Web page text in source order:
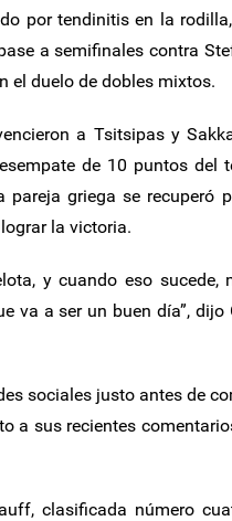
por tendinitis en la
a semifinales contra
el duelo de dobles mixtos.
a Tsitsipas y
de 10 puntos del
griega se recuperó
la victoria.
y cuando eso sucede,
va a ser un buen día”,
sociales justo antes de
a sus recientes
clasificada número